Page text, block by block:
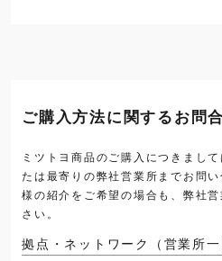
ご購入方法に関するお問
ミツトヨ商品のご購入につきまし
たは最寄りの弊社営業所までお問
様の紹介をご希望の場合も、弊社
さい。
拠点・ネットワーク（営業所一